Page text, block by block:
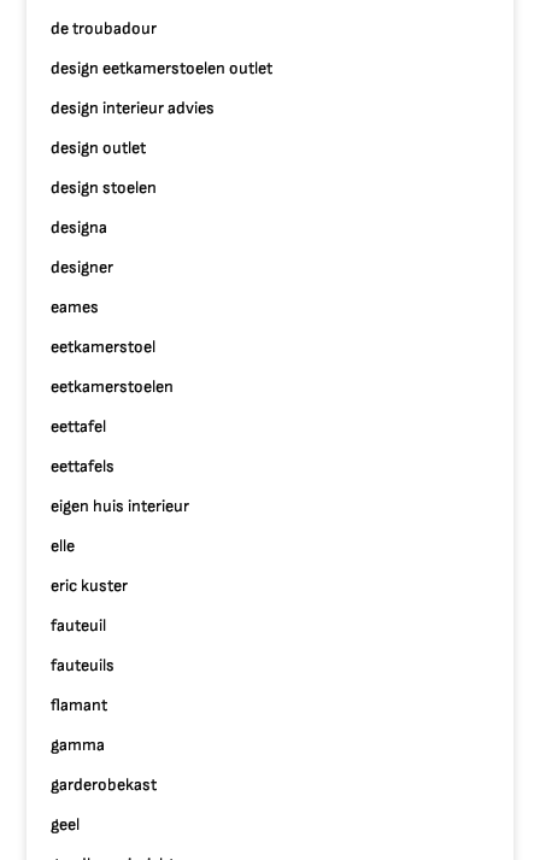
de troubadour
design eetkamerstoelen outlet
design interieur advies
design outlet
design stoelen
designa
designer
eames
eetkamerstoel
eetkamerstoelen
eettafel
eettafels
eigen huis interieur
elle
eric kuster
fauteuil
fauteuils
flamant
gamma
garderobekast
geel